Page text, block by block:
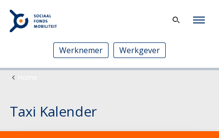
Werknemer Werkgever
Taxi Kalender